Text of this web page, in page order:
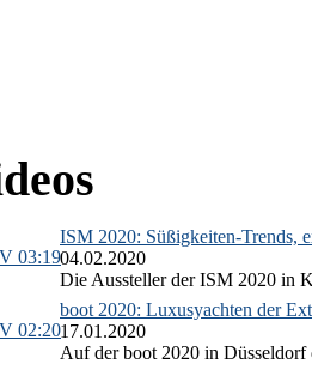
03:19
ISM 2020: Süßigkeiten-Trends,
04.02.2020
Die Aussteller der ISM 2020 in
02:20
boot 2020: Luxusyachten der
17.01.2020
Auf der boot 2020 in Düsseldorf